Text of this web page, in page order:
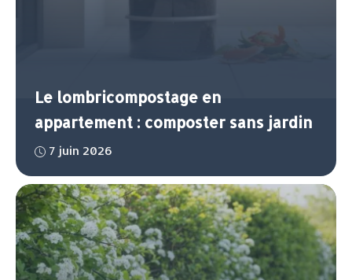
Le lombricompostage en
appartement : composter sans jardin
7 juin 2026